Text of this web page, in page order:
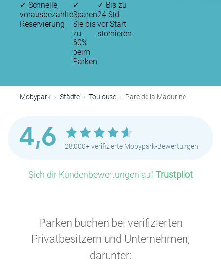
✓ Schnelle,
vorausbezahlte
Reservierung
✓
Sparen
Sie bis
zu
60%
beim
Parken
✓ Bis zu
24 Std.
vor Start
stornieren
Mobypark Städte Toulouse Parc de la Maourine
4,6 28.000+ verifizierte Mobypark-Bewertungen
Sieh dir Kundenbewertungen aufTrustpilot
Parken buchen bei verifizierten
Privatbesitzern und Unternehmen,
darunter: